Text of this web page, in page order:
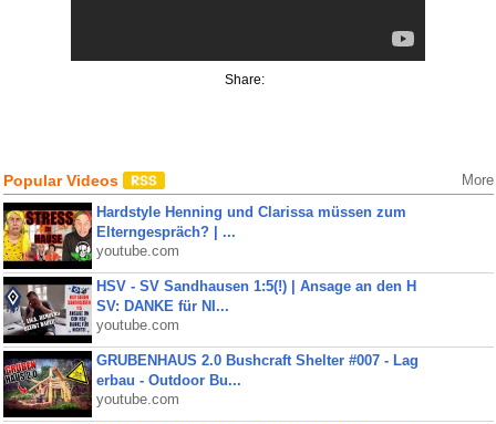
Share:
Popular Videos More
Hardstyle Henning und Clarissa müssen zum
Elterngespräch? | ...
youtube.com
HSV - SV Sandhausen 1:5(!) | Ansage an den H
SV: DANKE für NI...
youtube.com
GRUBENHAUS 2.0 Bushcraft Shelter #007 - Lag
erbau - Outdoor Bu...
youtube.com